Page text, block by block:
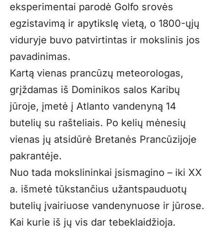
eksperimentai parodė Golfo srovės
egzistavimą ir apytikslę vietą, o 1800-ųjų
viduryje buvo patvirtintas ir mokslinis jos
pavadinimas.
Kartą vienas prancūzų meteorologas,
grįždamas iš Dominikos salos Karibų
jūroje, įmetė į Atlanto vandenyną 14
butelių su rašteliais. Po kelių mėnesių
vienas jų atsidūrė Bretanės Prancūzijoje
pakrantėje.
Nuo tada mokslininkai įsismagino – iki XX
a. išmetė tūkstančius užantspauduotų
butelių įvairiuose vandenynuose ir jūrose.
Kai kurie iš jų vis dar tebeklaidžioja.